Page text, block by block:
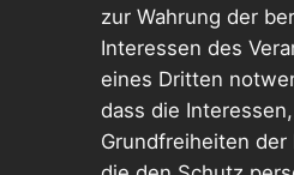
zur Wahrung der
Interessen des
eines Dritten
dass die
Grundfreiheiten